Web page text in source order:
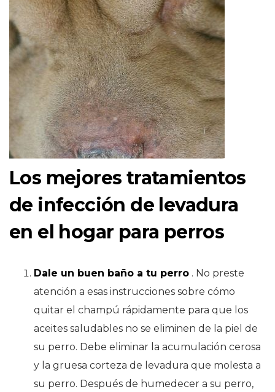
Los mejores tratamientos
de infección de levadura
en el hogar para perros
Dale un buen baño a tu perro . No preste
atención a esas instrucciones sobre cómo
quitar el champú rápidamente para que los
aceites saludables no se eliminen de la piel de
su perro. Debe eliminar la acumulación cerosa
y la gruesa corteza de levadura que molesta a
su perro. Después de humedecer a su perro,